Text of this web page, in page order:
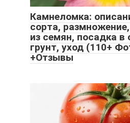
Камнеломка:
сорта,
из семян, посадка
грунт, уход (110+
+Отзывы